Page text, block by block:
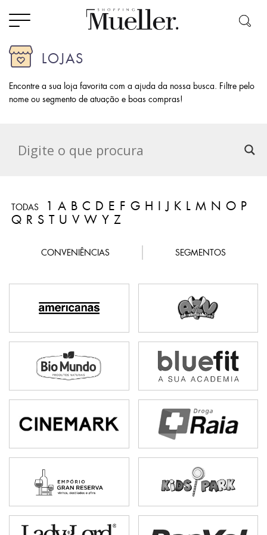
LOJAS
Encontre a sua loja favorita com a ajuda da nossa busca. Filtre pelo
nome ou segmento de atuação e boas compras!
TODAS 1 A B C D E F G H I J K L M N O P
Q R S T U V W Y Z
CONVENIÊNCIAS SEGMENTOS